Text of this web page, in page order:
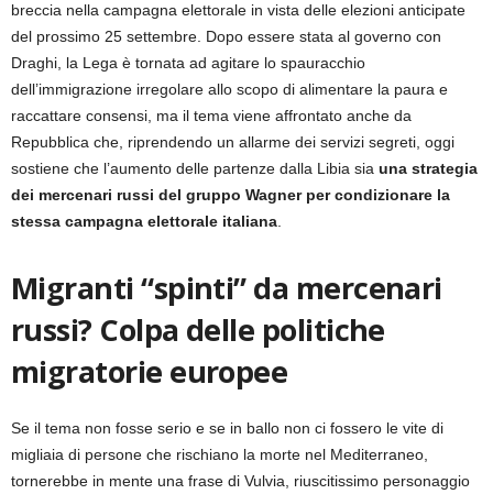
breccia nella campagna elettorale in vista delle elezioni anticipate
del prossimo 25 settembre. Dopo essere stata al governo con
Draghi, la Lega è tornata ad agitare lo spauracchio
dell’immigrazione irregolare allo scopo di alimentare la paura e
raccattare consensi, ma il tema viene affrontato anche da
Repubblica che, riprendendo un allarme dei servizi segreti, oggi
sostiene che l’aumento delle partenze dalla Libia sia una strategia
dei mercenari russi del gruppo Wagner per condizionare la
stessa campagna elettorale italiana.
Migranti “spinti” da mercenari
russi? Colpa delle politiche
migratorie europee
Se il tema non fosse serio e se in ballo non ci fossero le vite di
migliaia di persone che rischiano la morte nel Mediterraneo,
tornerebbe in mente una frase di Vulvia, riuscitissimo personaggio